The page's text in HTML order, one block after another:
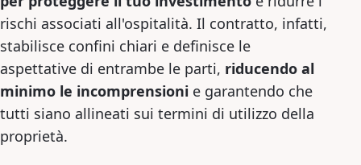
rischi associati all'ospitalità. Il contratto, infatti,
stabilisce confini chiari e definisce le
aspettative di entrambe le parti, riducendo al
minimo le incomprensioni e garantendo che
tutti siano allineati sui termini di utilizzo della
proprietà.